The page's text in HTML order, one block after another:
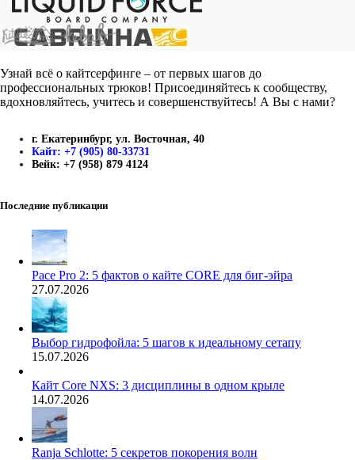
Узнай всё о кайтсерфинге – от первых шагов до
профессиональных трюков! Присоединяйтесь к сообществу,
вдохновляйтесь, учитесь и совершенствуйтесь! А Вы с нами?
г. Екатеринбург, ул. Восточная, 40
Кайт: +7 (905) 80-33731
Вейк: +7 (958) 879 4124
Последние публикации
Pace Pro 2: 5 фактов о кайте CORE для биг-эйра
27.07.2026
Выбор гидрофойла: 5 шагов к идеальному сетапу
15.07.2026
Кайт Core NXS: 3 дисциплины в одном крыле
14.07.2026
Ranja Schlotte: 5 секретов покорения волн